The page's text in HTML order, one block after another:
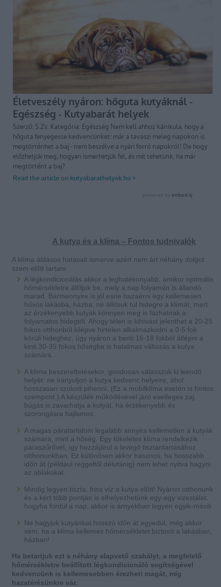
A kutya és a klíma – Fontos tudnivalók
A klíma áldásos hatásait ismerve azért nem árt néhány dolgot
szem előtt tartani:
A légkondicionálás akkor a leghatékonyabb, amikor optimális
hőmérsékletre állítjuk be, mely a nap folyamán is állandó
marad. Bármennyire is jól esne hazaérni egy kellemesen
hűvös lakásba, házba, ne állítsuk túl hidegre a klímát, mert
az érzékenyebb kutyák könnyen meg is fázhatnak a
folyamatos hidegtől. Ahogy télen is kihívást jelenthet a 20-25
fokos otthonból kilépve hirtelen alkalmazkodni a 0-5 fok
körüli hideghez, úgy nyáron a benti 16-18 fokból átlépni a
kinti 30-35 fokos hőségbe is hatalmas változás a kutya
számára.
A klíma beszereltetésekor, gondosan válasszuk ki leendő
helyét: ne irányuljon a kutya kedvenc helyeire, ahol
hosszasan szokott pihenni. (Ez a mobilklíma esetén is fontos
szempont.) A készülék működésével járó esetleges zaj,
búgás is zavarhatja a kutyát, ha érzékenyebb és
szorongásra hajlamos.
A magas páratartalom legalább annyira kellemetlen a kutyák
számára, mint a hőség. Egy tökéletes klíma rendelkezik
páraszűrővel, így hozzájárul a levegő tisztántartásához
otthonunkban. Ez különösen akkor hasznos, ha hosszabb
időn át (például reggeltől délutánig) nem lehet nyitva hagyni
az ablakokat.
Mindig legyen tiszta, friss víz a kutya előtt! Nyáron otthonunk
és a kert több pontján is elhelyezhetünk egy-egy vizestálat,
hogyha fordul a nap, akkor is árnyékban legyen egyik-másik.
Ne hagyjuk kutyánkat hosszú időn át egyedül, még akkor
sem, ha a klíma kellemes hőmérsékletet biztosít a lakásban,
házban!
Ha betartjuk ezt a néhány alapvető szabályt, a megfelelő
hőmérsékletre beállított légkondicionáló segítségével
kedvencünk is kellemesebben érezheti magát, míg
hazatérésünkre vár.